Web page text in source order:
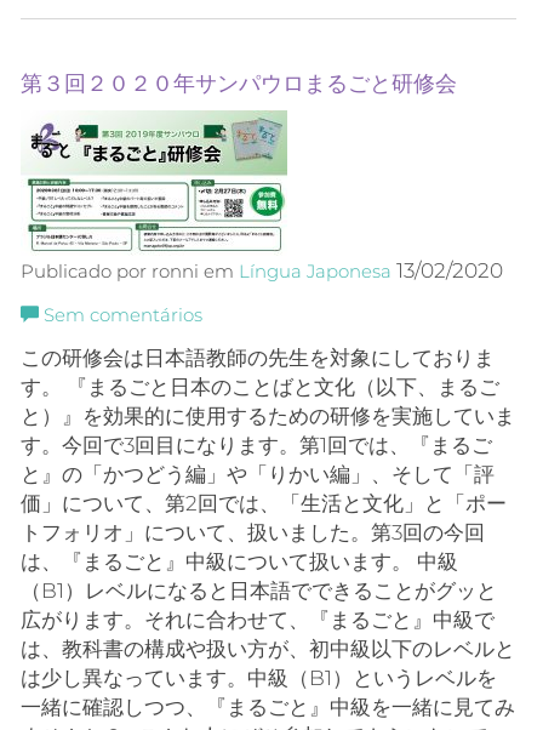
第３回２０２０年サンパウロまるごと研修会
Publicado por ronni em Língua Japonesa 13/02/2020
Sem comentários
この研修会は日本語教師の先生を対象にしておりま
す。 『まるごと日本のことばと文化（以下、まるご
と）』を効果的に使用するための研修を実施していま
す。今回で3回目になります。第1回では、『まるご
と』の「かつどう編」や「りかい編」、そして「評
価」について、第2回では、「生活と文化」と「ポー
トフォリオ」について、扱いました。第3回の今回
は、『まるごと』中級について扱います。 中級
（B1）レベルになると日本語でできることがグッと
広がります。それに合わせて、『まるごと』中級で
は、教科書の構成や扱い方が、初中級以下のレベルと
は少し異なっています。中級（B1）というレベルを
一緒に確認しつつ、『まるごと』中級を一緒に見てみ